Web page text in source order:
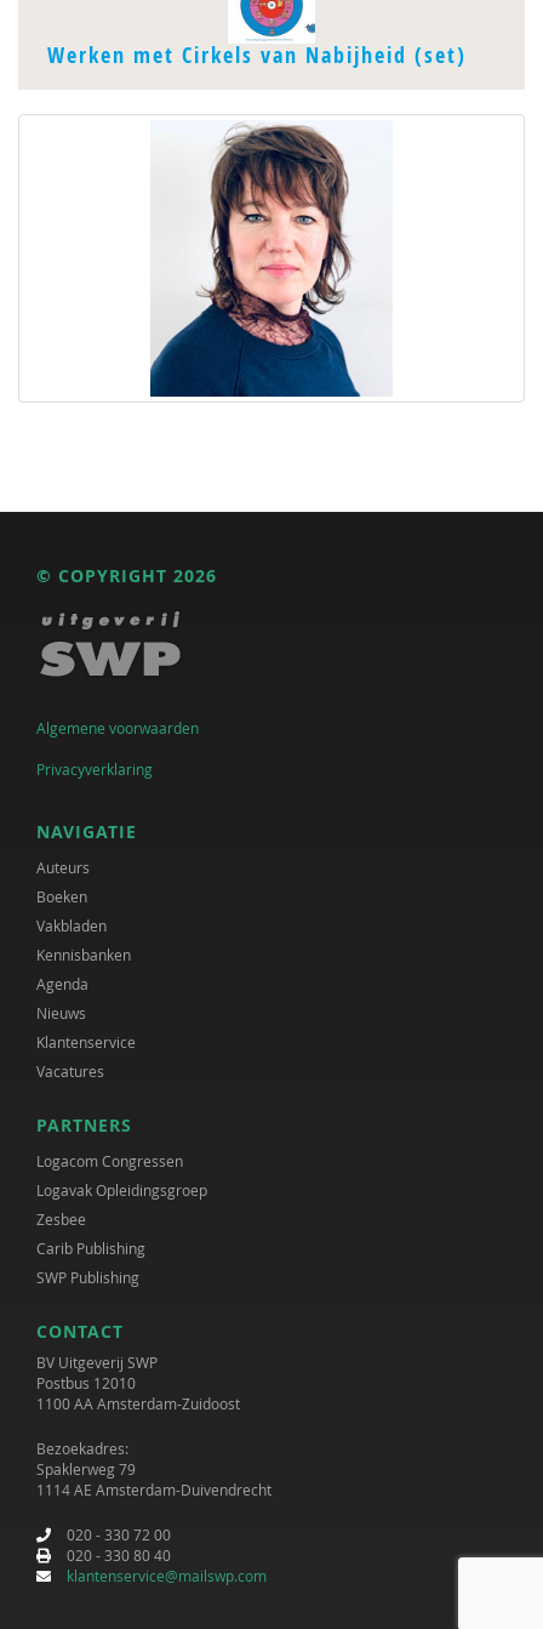
Werken met Cirkels van Nabijheid (set)
© COPYRIGHT 2026
Algemene voorwaarden
Privacyverklaring
NAVIGATIE
Auteurs
Boeken
Vakbladen
Kennisbanken
Agenda
Nieuws
Klantenservice
Vacatures
PARTNERS
Logacom Congressen
Logavak Opleidingsgroep
Zesbee
Carib Publishing
SWP Publishing
CONTACT
BV Uitgeverij SWP
Postbus 12010
1100 AA Amsterdam-Zuidoost
Bezoekadres:
Spaklerweg 79
1114 AE Amsterdam-Duivendrecht
020 - 330 72 00
020 - 330 80 40
klantenservice@mailswp.com